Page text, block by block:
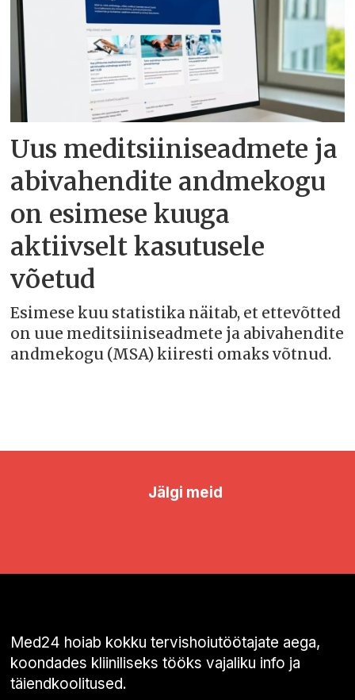
Uus meditsiiniseadmete ja
abivahendite andmekogu
on esimese kuuga
aktiivselt kasutusele
võetud
Esimese kuu statistika näitab, et ettevõtted
on uue meditsiiniseadmete ja abivahendite
andmekogu (MSA) kiiresti omaks võtnud.
Jälgi meid
Med24 hoiab kokku tervishoiutöötajate aega,
koondades kliiniliseks tööks vajaliku info ja
täiendkoolitused.